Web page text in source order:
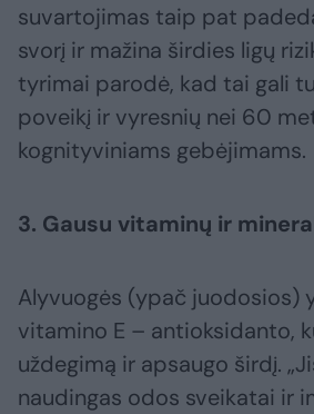
suvartojimas taip pat
svorį ir mažina širdies ligų
tyrimai parodė, kad tai gali
poveikį ir vyresnių nei 60
kognityviniams gebėjimams.
3. Gausu vitaminų ir
Alyvuogės (ypač juodosios)
vitamino E – antioksidanto,
uždegimą ir apsaugo širdį.
naudingas odos sveikatai ir